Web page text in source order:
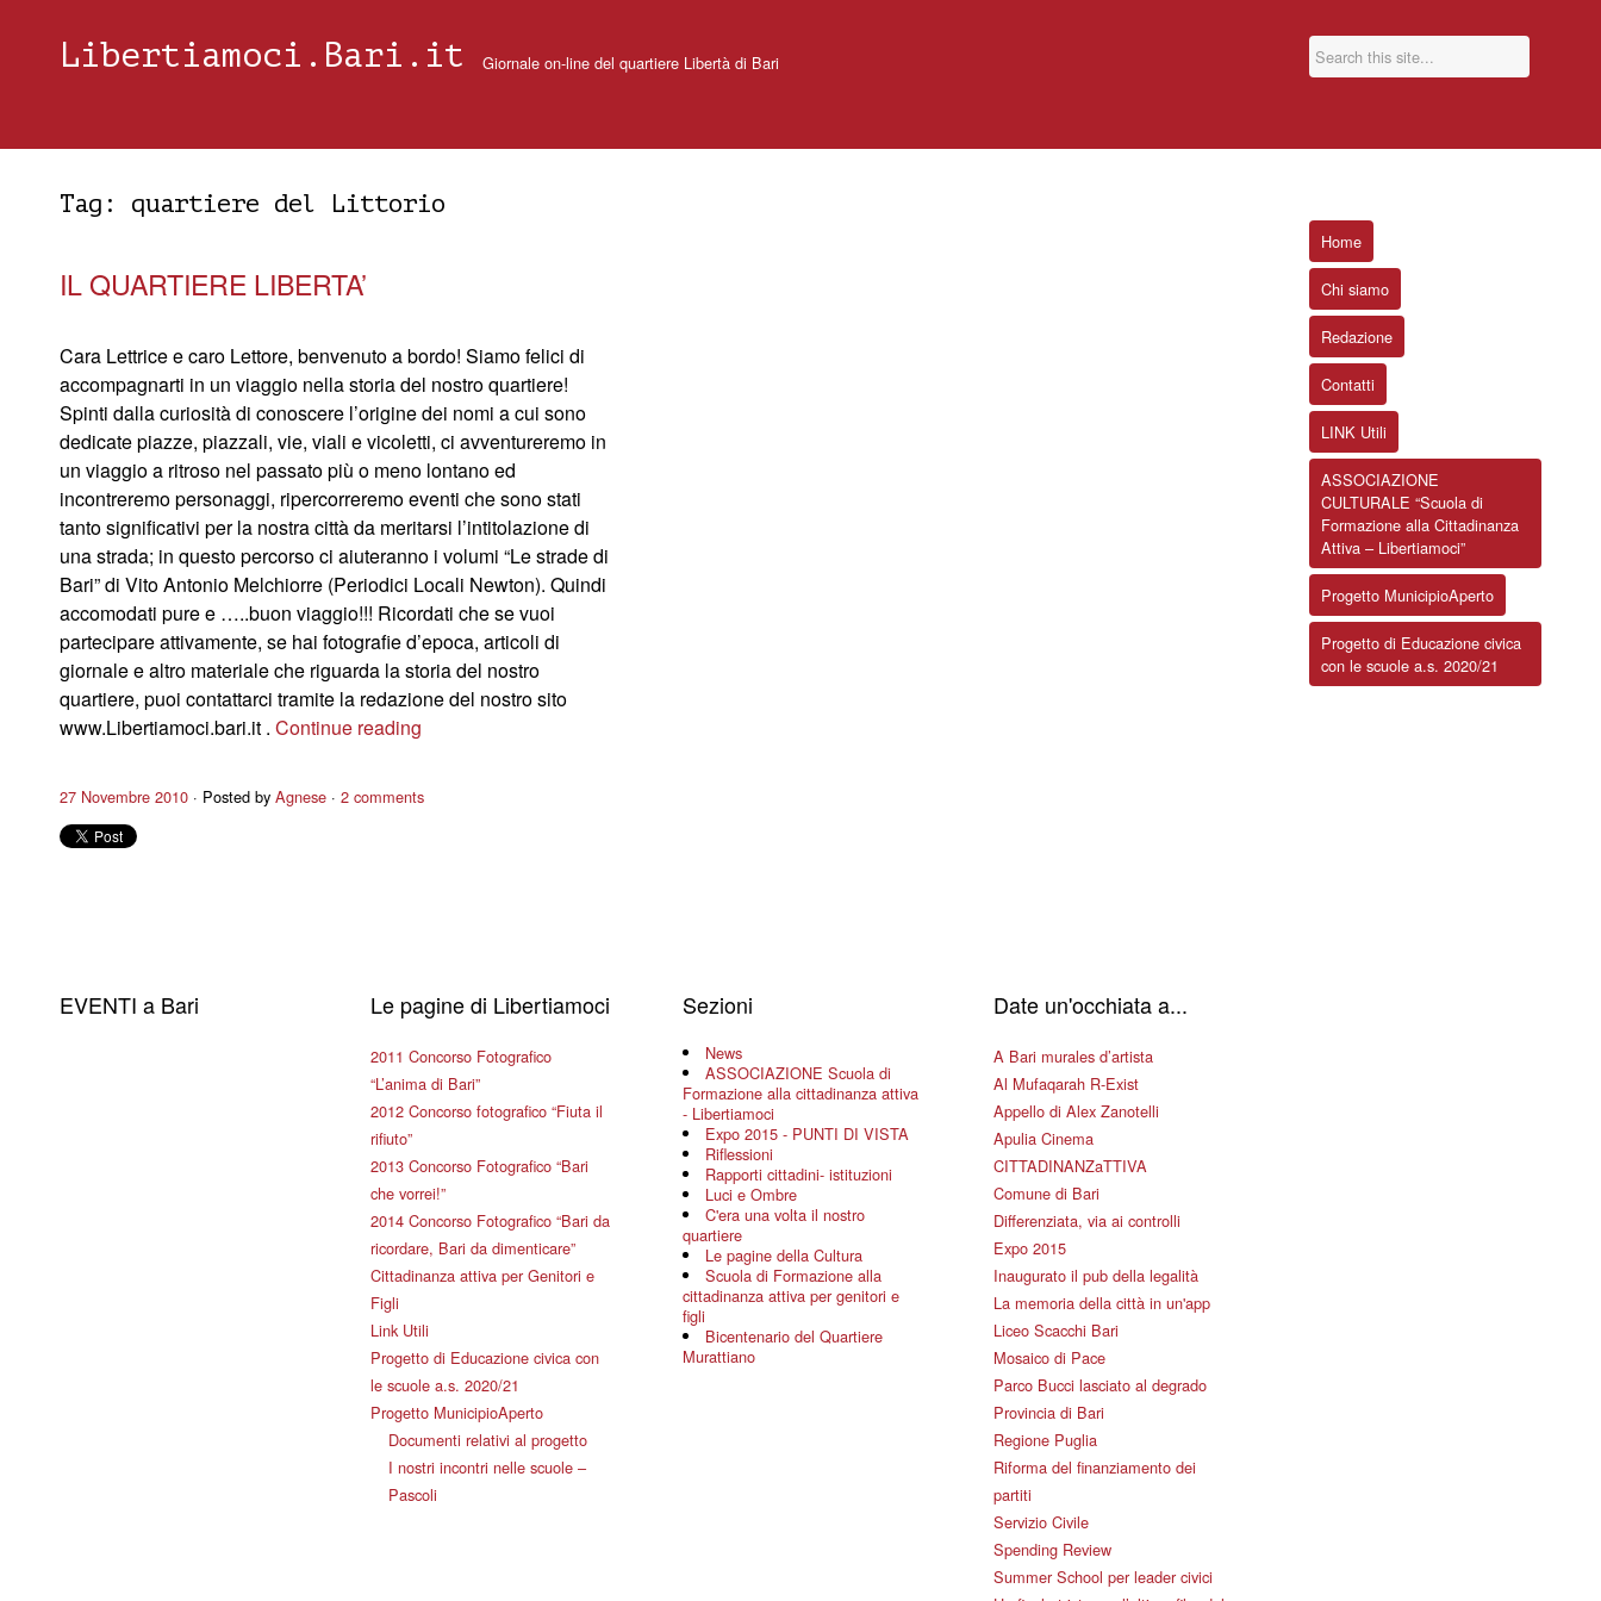
Libertiamoci.Bari.it Giornale on-line del quartiere Libertà di Bari
Tag: quartiere del Littorio
IL QUARTIERE LIBERTA’
Cara Lettrice e caro Lettore, benvenuto a bordo! Siamo felici di
accompagnarti in un viaggio nella storia del nostro quartiere!
Spinti dalla curiosità di conoscere l’origine dei nomi a cui sono
dedicate piazze, piazzali, vie, viali e vicoletti, ci avventureremo in
un viaggio a ritroso nel passato più o meno lontano ed
incontreremo personaggi, ripercorreremo eventi che sono stati
tanto significativi per la nostra città da meritarsi l’intitolazione di
una strada; in questo percorso ci aiuteranno i volumi “Le strade di
Bari” di Vito Antonio Melchiorre (Periodici Locali Newton). Quindi
accomodati pure e …..buon viaggio!!! Ricordati che se vuoi
partecipare attivamente, se hai fotografie d’epoca, articoli di
giornale e altro materiale che riguarda la storia del nostro
quartiere, puoi contattarci tramite la redazione del nostro sito
www.Libertiamoci.bari.it . Continue reading
27 Novembre 2010 Posted by Agnese 2 comments
EVENTI a Bari Le pagine di Libertiamoci
2011 Concorso Fotografico
“L’anima di Bari”
2012 Concorso fotografico “Fiuta il
rifiuto”
2013 Concorso Fotografico “Bari
che vorrei!”
2014 Concorso Fotografico “Bari da
ricordare, Bari da dimenticare”
Cittadinanza attiva per Genitori e
Figli
Link Utili
Progetto di Educazione civica con
le scuole a.s. 2020/21
Progetto MunicipioAperto
Documenti relativi al progetto
I nostri incontri nelle scuole –
Pascoli
Sezioni
News
ASSOCIAZIONE Scuola di
Formazione alla cittadinanza attiva
- Libertiamoci
Expo 2015 - PUNTI DI VISTA
Riflessioni
Rapporti cittadini- istituzioni
Luci e Ombre
C'era una volta il nostro
quartiere
Le pagine della Cultura
Scuola di Formazione alla
cittadinanza attiva per genitori e
figli
Bicentenario del Quartiere
Murattiano
Date un'occhiata a...
A Bari murales d’artista
Al Mufaqarah R-Exist
Appello di Alex Zanotelli
Apulia Cinema
CITTADINANZaTTIVA
Comune di Bari
Differenziata, via ai controlli
Expo 2015
Inaugurato il pub della legalità
La memoria della città in un'app
Liceo Scacchi Bari
Mosaico di Pace
Parco Bucci lasciato al degrado
Provincia di Bari
Regione Puglia
Riforma del finanziamento dei
partiti
Servizio Civile
Spending Review
Summer School per leader civici
Home
Chi siamo
Redazione
Contatti
LINK Utili
ASSOCIAZIONE
CULTURALE “Scuola di
Formazione alla Cittadinanza
Attiva – Libertiamoci”
Progetto MunicipioAperto
Progetto di Educazione civica
con le scuole a.s. 2020/21